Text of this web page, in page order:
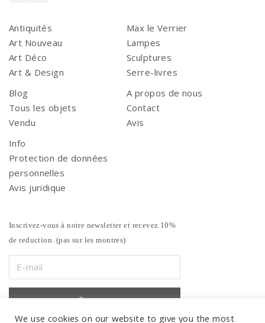
Antiquités
Art Nouveau
Art Déco
Art & Design
Max le Verrier
Lampes
Sculptures
Serre-livres
Blog
Tous les objets
Vendu
A propos de nous
Contact
Avis
Info
Protection de données
personnelles
Avis juridique
Inscrivez-vous à notre newsletter et recevez 10%
de reduction. (pas sur les montres)
We use cookies on our website to give you the most